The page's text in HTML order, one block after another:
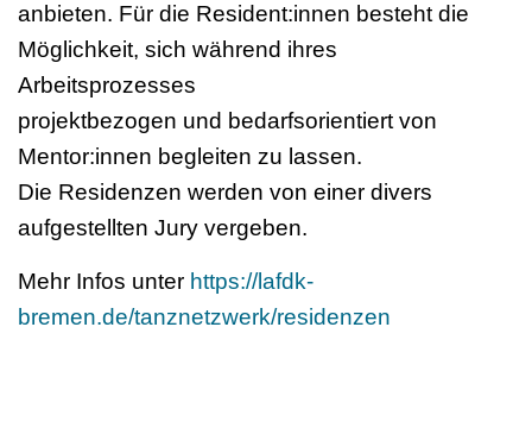
anbieten. Für die Resident:innen besteht die
Möglichkeit, sich während ihres
Arbeitsprozesses
projektbezogen und bedarfsorientiert von
Mentor:innen begleiten zu lassen.
Die Residenzen werden von einer divers
aufgestellten Jury vergeben.
Mehr Infos unter https://lafdk-
bremen.de/tanznetzwerk/residenzen